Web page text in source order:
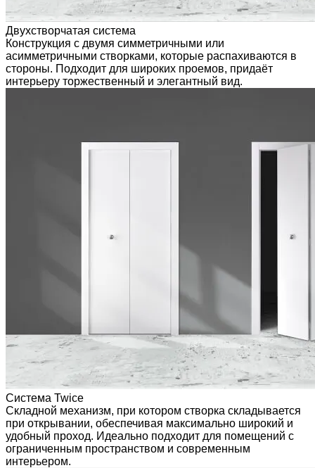
Двухстворчатая система
Конструкция с двумя симметричными или
асимметричными створками, которые распахиваются в
стороны. Подходит для широких проемов, придаёт
интерьеру торжественный и элегантный вид.
Система Twice
Складной механизм, при котором створка складывается
при открывании, обеспечивая максимально широкий и
удобный проход. Идеально подходит для помещений с
ограниченным пространством и современным
интерьером.